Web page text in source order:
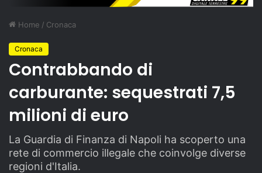
Home / Cronaca
Cronaca
Contrabbando di
carburante: sequestrati 7,5
milioni di euro
La Guardia di Finanza di Napoli ha scoperto una
rete di commercio illegale che coinvolge diverse
regioni d'Italia.